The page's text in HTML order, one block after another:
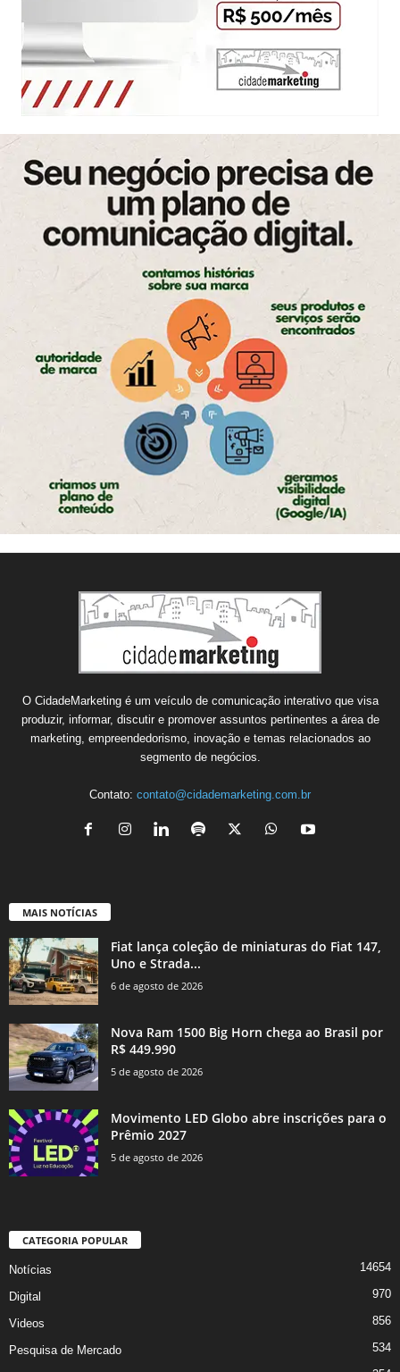
O CidadeMarketing é um veículo de comunicação interativo que visa
produzir, informar, discutir e promover assuntos pertinentes a área de
marketing, empreendedorismo, inovação e temas relacionados ao
segmento de negócios.
Contato: contato@cidademarketing.com.br
MAIS NOTÍCIAS
Fiat lança coleção de miniaturas do Fiat 147,
Uno e Strada...
6 de agosto de 2026
Nova Ram 1500 Big Horn chega ao Brasil por
R$ 449.990
5 de agosto de 2026
Movimento LED Globo abre inscrições para o
Prêmio 2027
5 de agosto de 2026
CATEGORIA POPULAR
Notícias 14654
Digital 970
Videos 856
Pesquisa de Mercado 534